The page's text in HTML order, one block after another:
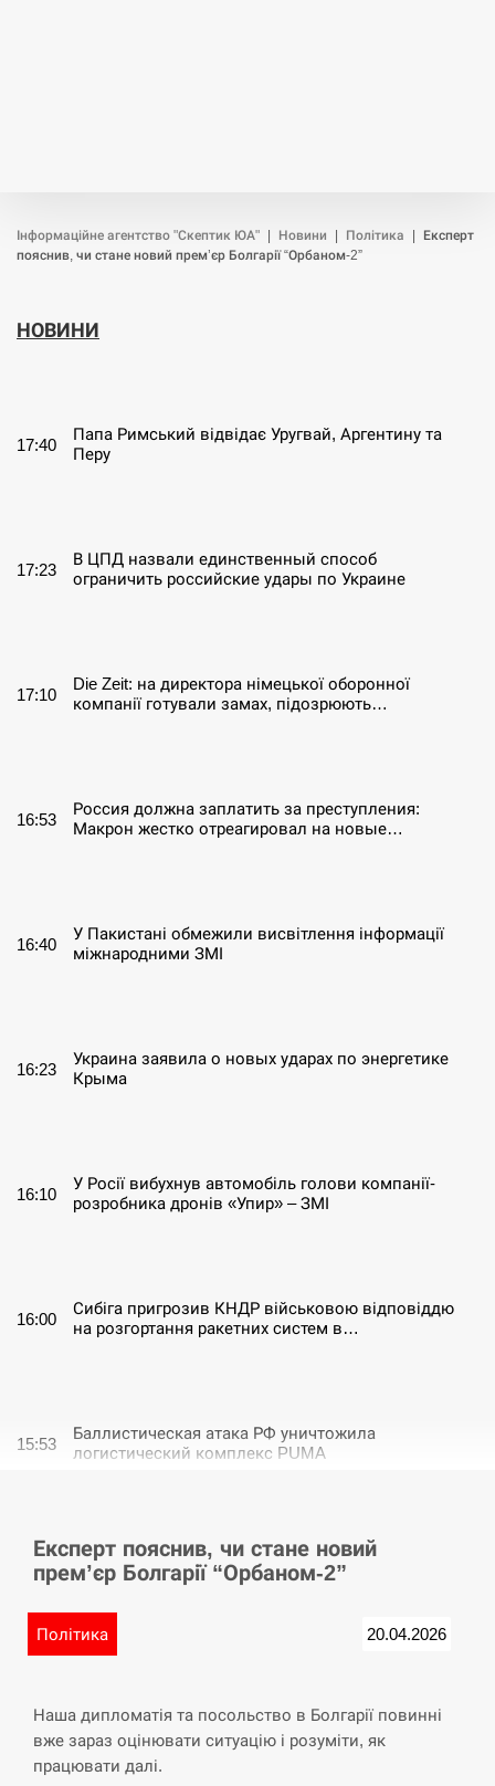
Інформаційне агентство "Скептик ЮА" Новини Політика
Експерт
пояснив, чи стане новий прем’єр Болгарії “Орбаном-2”
НОВИНИ
17:40
Папа Римський відвідає Уругвай, Аргентину та
Перу
17:23
В ЦПД назвали единственный способ
ограничить российские удары по Украине
17:10
Die Zeit: на директора німецької оборонної
компанії готували замах, підозрюють…
16:53
Россия должна заплатить за преступления:
Макрон жестко отреагировал на новые…
16:40
У Пакистані обмежили висвітлення інформації
міжнародними ЗМІ
16:23
Украина заявила о новых ударах по энергетике
Крыма
16:10
У Росії вибухнув автомобіль голови компанії-
розробника дронів «Упир» – ЗМІ
16:00
Сибіга пригрозив КНДР військовою відповіддю
на розгортання ракетних систем в…
15:53
Баллистическая атака РФ уничтожила
логистический комплекс PUMA
15:40
У Німеччині удар блискавки розділив навпіл
місто в Баварії
СЕРПЕНЬ
СЕРПЕНЬ
Експерт пояснив, чи стане новий
прем’єр Болгарії “Орбаном-2”
Політика 20.04.2026
Наша дипломатія та посольство в Болгарії повинні
вже зараз оцінювати ситуацію і розуміти, як
працювати далі.